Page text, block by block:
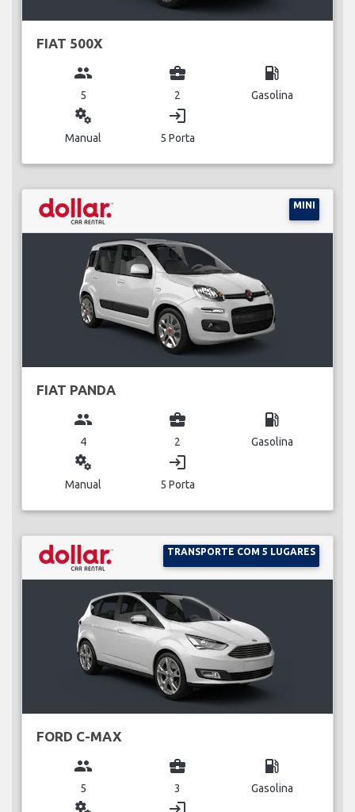
FIAT 500X
group
5
business_center
2
local_gas_station
Gasolina
miscellaneous_services
Manual
login
5 Porta
MINI
FIAT PANDA
group
4
business_center
2
local_gas_station
Gasolina
miscellaneous_services
Manual
login
5 Porta
TRANSPORTE COM 5 LUGARES
FORD C-MAX
group
5
business_center
3
local_gas_station
Gasolina